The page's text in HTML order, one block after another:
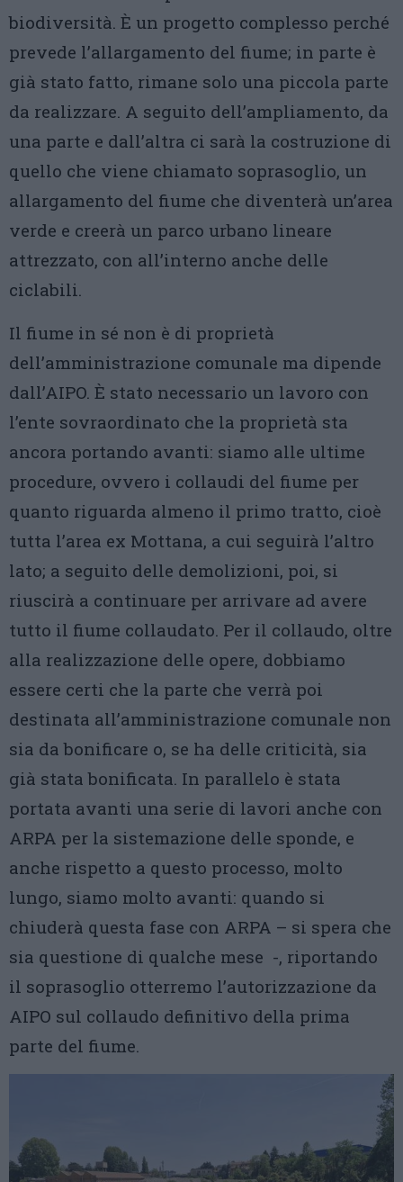
biodiversità. È un progetto complesso perché
prevede l’allargamento del fiume; in parte è
già stato fatto, rimane solo una piccola parte
da realizzare. A seguito dell’ampliamento, da
una parte e dall’altra ci sarà la costruzione di
quello che viene chiamato soprasoglio, un
allargamento del fiume che diventerà un’area
verde e creerà un parco urbano lineare
attrezzato, con all’interno anche delle
ciclabili.
Il fiume in sé non è di proprietà
dell’amministrazione comunale ma dipende
dall’AIPO. È stato necessario un lavoro con
l’ente sovraordinato che la proprietà sta
ancora portando avanti: siamo alle ultime
procedure, ovvero i collaudi del fiume per
quanto riguarda almeno il primo tratto, cioè
tutta l’area ex Mottana, a cui seguirà l’altro
lato; a seguito delle demolizioni, poi, si
riuscirà a continuare per arrivare ad avere
tutto il fiume collaudato. Per il collaudo, oltre
alla realizzazione delle opere, dobbiamo
essere certi che la parte che verrà poi
destinata all’amministrazione comunale non
sia da bonificare o, se ha delle criticità, sia
già stata bonificata. In parallelo è stata
portata avanti una serie di lavori anche con
ARPA per la sistemazione delle sponde, e
anche rispetto a questo processo, molto
lungo, siamo molto avanti: quando si
chiuderà questa fase con ARPA – si spera che
sia questione di qualche mese -, riportando
il soprasoglio otterremo l’autorizzazione da
AIPO sul collaudo definitivo della prima
parte del fiume.